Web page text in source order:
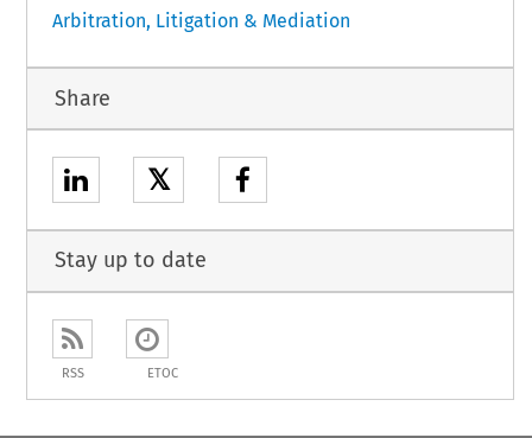
Arbitration, Litigation & Mediation
Share
𝕏
Stay up to date
RSS ETOC